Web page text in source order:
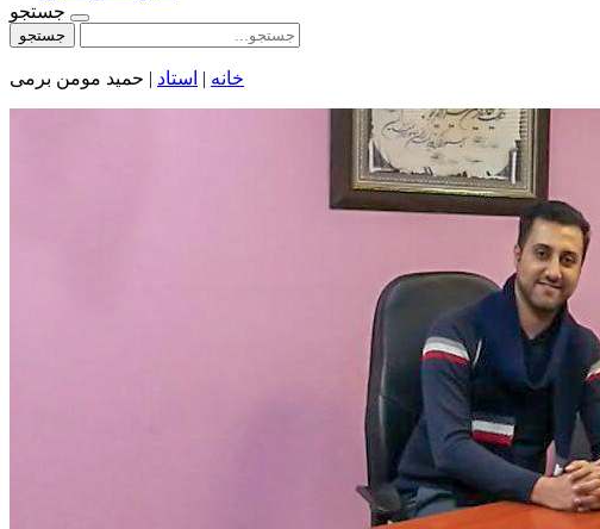
جستجو
جستجو
خانه | استاد | حمید مومن برمی